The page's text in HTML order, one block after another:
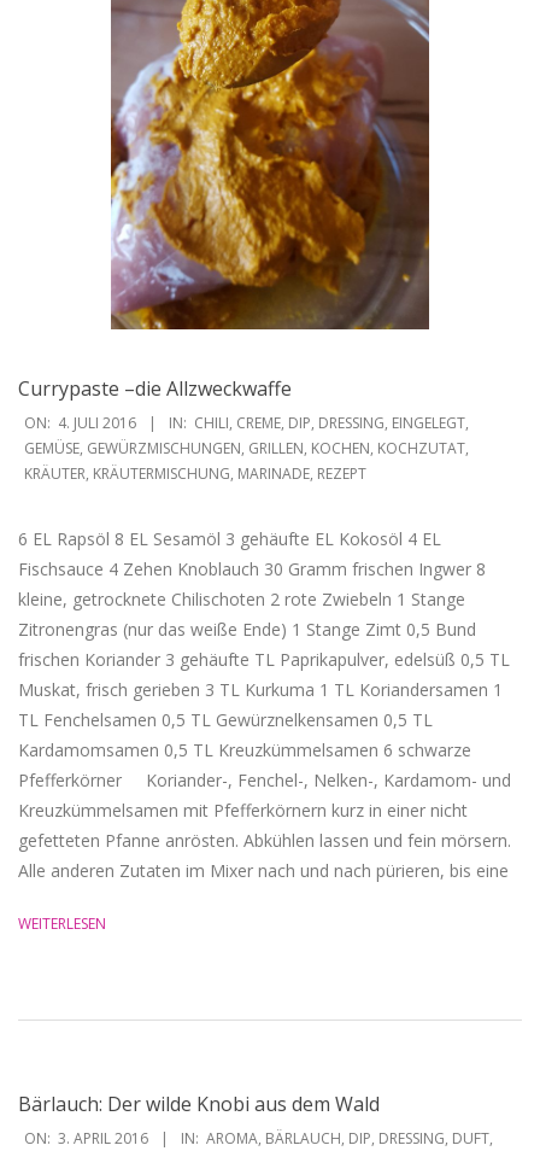
Currypaste –die Allzweckwaffe
2016-
07-
04
ON: 4. JULI 2016 IN: CHILI, CREME, DIP, DRESSING, EINGELEGT,
GEMÜSE, GEWÜRZMISCHUNGEN, GRILLEN, KOCHEN, KOCHZUTAT,
KRÄUTER, KRÄUTERMISCHUNG, MARINADE, REZEPT
6 EL Rapsöl 8 EL Sesamöl 3 gehäufte EL Kokosöl 4 EL
Fischsauce 4 Zehen Knoblauch 30 Gramm frischen Ingwer 8
kleine, getrocknete Chilischoten 2 rote Zwiebeln 1 Stange
Zitronengras (nur das weiße Ende) 1 Stange Zimt 0,5 Bund
frischen Koriander 3 gehäufte TL Paprikapulver, edelsüß 0,5 TL
Muskat, frisch gerieben 3 TL Kurkuma 1 TL Koriandersamen 1
TL Fenchelsamen 0,5 TL Gewürznelkensamen 0,5 TL
Kardamomsamen 0,5 TL Kreuzkümmelsamen 6 schwarze
Pfefferkörner Koriander-, Fenchel-, Nelken-, Kardamom- und
Kreuzkümmelsamen mit Pfefferkörnern kurz in einer nicht
gefetteten Pfanne anrösten. Abkühlen lassen und fein mörsern.
Alle anderen Zutaten im Mixer nach und nach pürieren, bis eine
WEITERLESEN
Bärlauch: Der wilde Knobi aus dem Wald
2016-
ON: 3. APRIL 2016 IN: AROMA, BÄRLAUCH, DIP, DRESSING, DUFT,